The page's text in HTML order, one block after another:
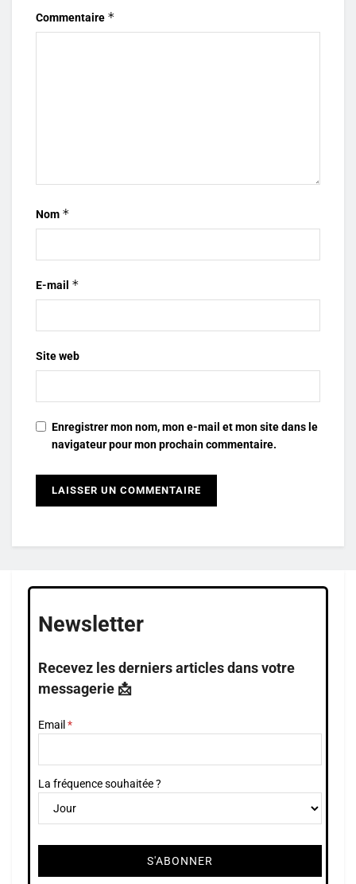
Commentaire *
Nom *
E-mail *
Site web
Enregistrer mon nom, mon e-mail et mon site dans le
navigateur pour mon prochain commentaire.
Newsletter
Recevez les derniers articles dans votre
messagerie 📩
Email
La fréquence souhaitée ?